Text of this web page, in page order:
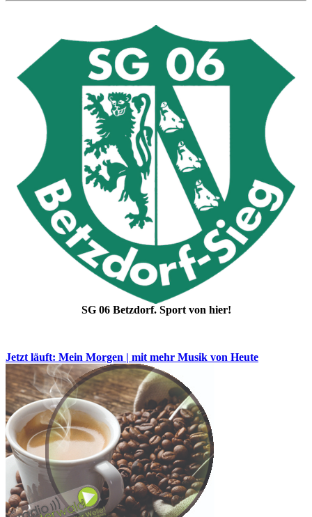
SG 06 Betzdorf. Sport von hier!
Jetzt läuft: Mein Morgen | mit mehr Musik von Heute